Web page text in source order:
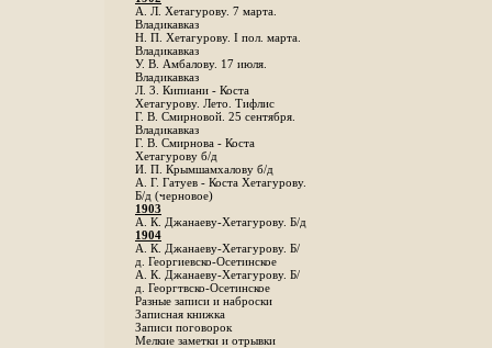
А. Л. Хетагурову. 7 марта.
Владикавказ
Н. П. Хетагурову. I пол. марта.
Владикавказ
У. В. Амбалову. 17 июля.
Владикавказ
Л. 3. Кипиани - Коста
Хетагурову. Лето. Тифлис
Г. В. Смирновой. 25 сентября.
Владикавказ
Г. В. Смирнова - Коста
Хетагурову б/д
И. П. Крымшамхалову б/д
А. Г. Гатуев - Коста Хетагурову.
Б/д (черновое)
1903
А. К. Джанаеву-Хетагурову. Б/д
1904
А. К. Джанаеву-Хетагурову. Б/
д. Георгиевско-Осетинское
А. К. Джанаеву-Хетагурову. Б/
д. Георгтвско-Осетинское
Разные записи и наброски
Записная книжка
Записи поговорок
Мелкие заметки и отрывки